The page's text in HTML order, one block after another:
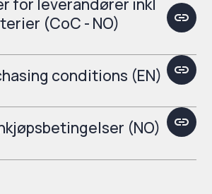
(CoC - NO)
conditions (EN)
(NO)